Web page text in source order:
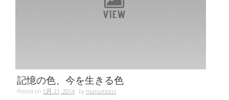
記憶の色、今を生きる色
Posted on 5月 21, 2014 bymarumocci